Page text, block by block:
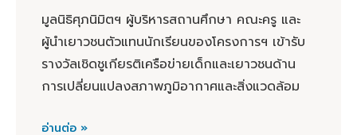
มูลนิธิศุภนิมิตฯ ผู้บริหารสถานศึกษา คณะครู และ
ผู้นำเยาวชนตัวแทนนักเรียนของโครงการฯ เข้ารับ
รางวัลเชิดชูเกียรติเครือข่ายเด็กและเยาวชนด้าน
การเปลี่ยนแปลงสภาพภูมิอากาศและสิ่งแวดล้อม
อ่านต่อ »